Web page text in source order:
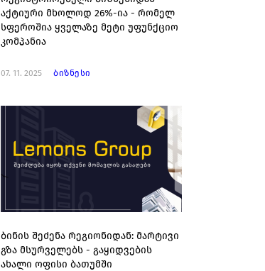
აქტიური მხოლოდ 26%-ია - რომელ
სფეროშია ყველაზე მეტი უფუნქციო
კომპანია
07. 11. 2025 ბიზნესი
ბინის შეძენა რეგიონიდან: მარტივი
გზა მსურველებს - გაყიდვების
ახალი ოფისი ბათუმში